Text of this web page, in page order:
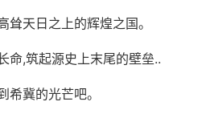
天日之上的辉煌之国。
命,筑起源史上末尾的壁垒..
希冀的光芒吧。